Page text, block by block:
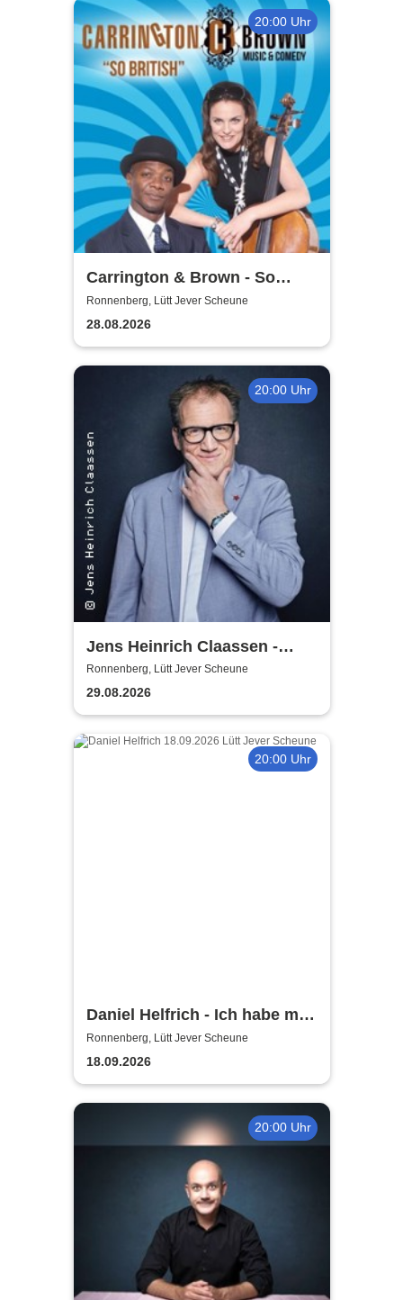
20:00 Uhr
Carrington & Brown - So
Beritsh
Ronnenberg, Lütt Jever Scheune
28.08.2026
20:00 Uhr
Jens Heinrich Claassen -
Keine Ursache
Ronnenberg, Lütt Jever Scheune
29.08.2026
20:00 Uhr
Daniel Helfrich - Ich habe mir
gerade noch gefehlt
Ronnenberg, Lütt Jever Scheune
18.09.2026
20:00 Uhr